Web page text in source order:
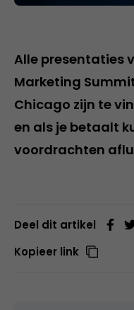
Alle presentaties
Marketing
Chicago zijn te
en als je betaalt
voordrachten
Deel dit artikel
Kopieer link